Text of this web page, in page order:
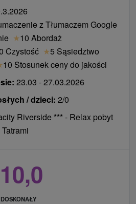
z Tłumaczem Google
★10 Abordaż
Czystość ★5 Sąsiedztwo
10 Stosunek ceny do jakości
23.03 - 27.03.2026
/ dzieci: 2/0
Riverside *** - Relax pobyt
10,0
DOSKONAŁY